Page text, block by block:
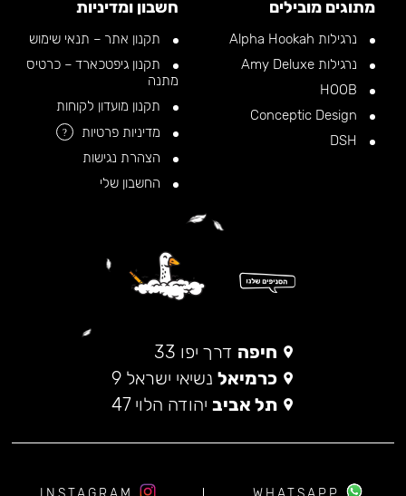
מתוגים מובילים
נרגילות Alpha Hookah
נרגילות Amy Deluxe
חשבון ומדיניות
תקנון אתר – תנאי שימוש
תקנון גיפטכארד – כרטיס
מתנה
תקנון מועדון לקוחות
מדיניות פרטיות
?
הצהרת נגישות
החשבון שלי
חיפה דרך יפו 33
כרמיאל נשיאי ישראל 9
תל אביב יהודה הלוי 47